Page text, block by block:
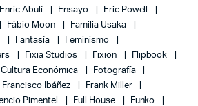
Enric Abulí Ensayo
Eric Powell
Fábio Moon
Familia Usaka
Fantasía
Feminismo
Fixia Studios Fixion
Flipbook
Cultura Económica
Fotografía
Francisco Ibáñez
Frank Miller
Pimentel Full House
Funko